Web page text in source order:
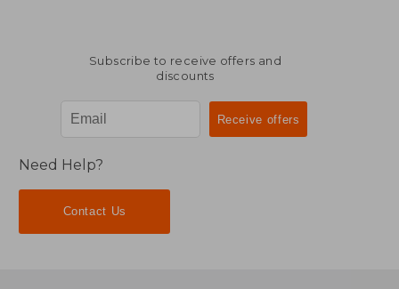
Subscribe to receive offers and
discounts
Need Help?
Contact Us